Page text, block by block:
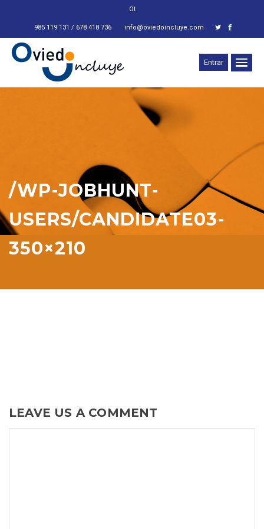
Otra e
985 119 131 / 678 418 736 info@oviedoincluye.com
Entrar
/WP-JOBHUNT-
USERS/CANDIDATE03-
350×210
LEAVE US A COMMENT